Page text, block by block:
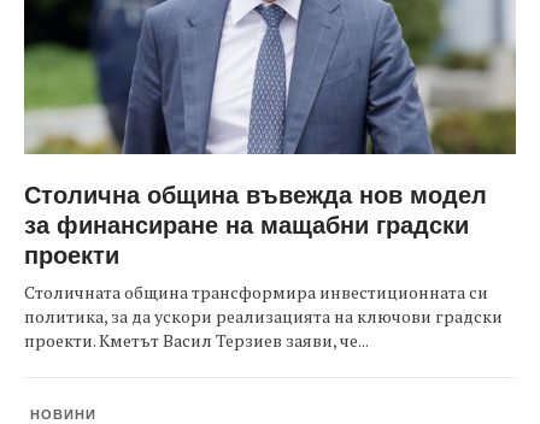
Столична община въвежда нов модел
за финансиране на мащабни градски
проекти
Столичната община трансформира инвестиционната си
политика, за да ускори реализацията на ключови градски
проекти. Кметът Васил Терзиев заяви, че...
НОВИНИ